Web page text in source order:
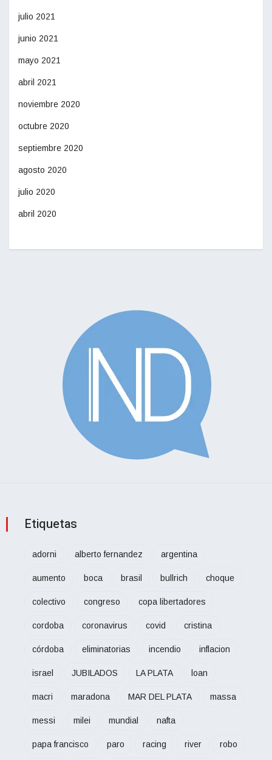
julio 2021
junio 2021
mayo 2021
abril 2021
noviembre 2020
octubre 2020
septiembre 2020
agosto 2020
julio 2020
abril 2020
Etiquetas
adorni alberto fernandez argentina
aumento boca brasil bullrich choque
colectivo congreso copa libertadores
cordoba coronavirus covid cristina
córdoba eliminatorias incendio inflacion
israel JUBILADOS LA PLATA loan
macri maradona MAR DEL PLATA massa
messi milei mundial nafta
papa francisco paro racing river robo